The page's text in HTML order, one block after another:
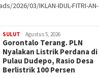
2026/03/IKLAN-IDUL-FITRI-AN-
SULUT Agustus 5, 2026
Gorontalo Terang. PLN
Nyalakan Listrik Perdana di
Pulau Dudepo, Rasio Desa
Berlistrik 100 Persen